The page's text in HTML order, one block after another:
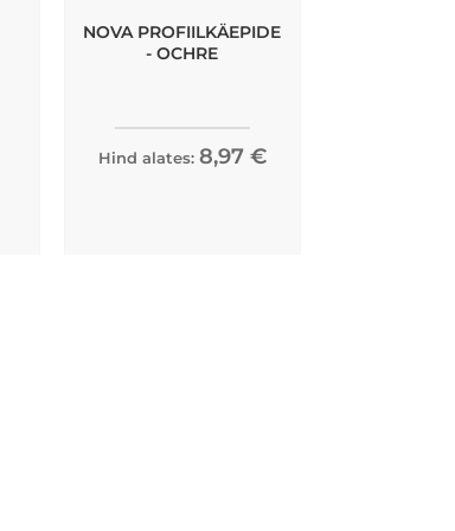
NOVA PROFIILKÄEPIDE
- OCHRE
Hind alates: 8,97 €